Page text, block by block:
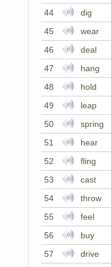
44
dig
45
wear
46
deal
47
hang
48
hold
49
leap
50
spring
51
hear
52
fling
53
cast
54
throw
55
feel
56
buy
57
drive